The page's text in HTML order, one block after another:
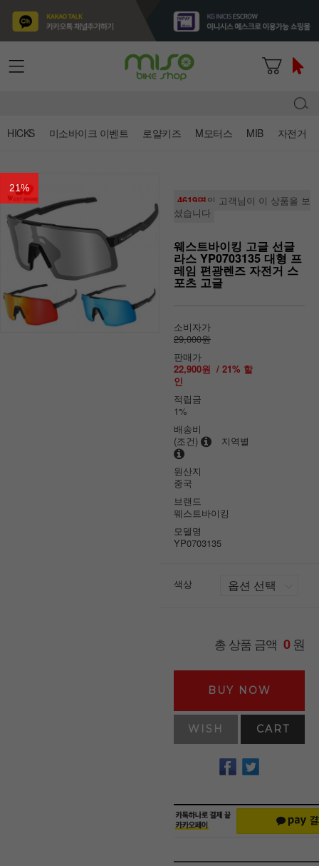
HICKS 미소바이크 이벤트 로얄키즈 M모터스 MIB 자전거
21%
4619명의 고객님이 이 상품을 보
셨습니다
웨스트바이킹 고글 선글
라스 YP0703135 대형 프
레임 편광렌즈 자전거 스
포츠 고글
소비자가
29,000원
판매가
22,900원 / 21% 할
인
적립금
1%
배송비
(조건)
지역별
원산지
중국
브랜드
웨스트바이킹
모델명
YP0703135
색상
총 상품 금액 0원
BUY NOW
WISH CART